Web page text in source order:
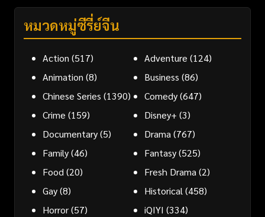
หมวดหมู่ซีรี่ย์จีน
Action (517) Adventure (124)
Animation (8) Business (86)
Chinese Series (1390) Comedy(647)
Crime (159) Disney+ (3)
Documentary(5) Drama(767)
Family(46) Fantasy(525)
Food(20) Fresh Drama(2)
Gay(8) Historical(458)
Horror(57) iQIYI (334)